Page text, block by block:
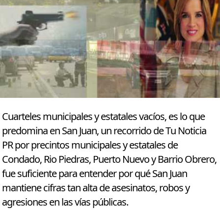
Cuarteles municipales y estatales vacíos, es lo que
predomina en San Juan, un recorrido de Tu Noticia
PR por precintos municipales y estatales de
Condado, Rio Piedras, Puerto Nuevo y Barrio Obrero,
fue suficiente para entender por qué San Juan
mantiene cifras tan alta de asesinatos, robos y
agresiones en las vías públicas.